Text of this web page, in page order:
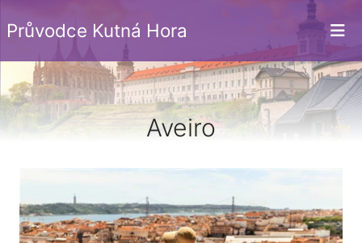
Průvodce Kutná Hora
Aveiro